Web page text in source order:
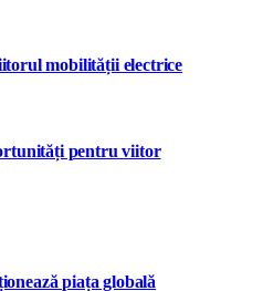
mobilității electrice
pentru viitor
piața globală